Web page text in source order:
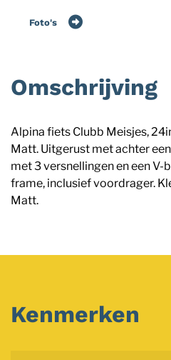
Foto's
Omschrijving
Alpina fiets Clubb Meisjes,
Matt. Uitgerust met achter
met 3 versnellingen en een V-
frame, inclusief voordrager.
Matt.
Kenmerken